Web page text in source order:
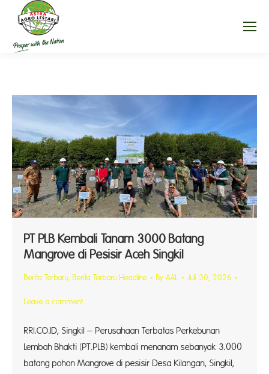
PT PLB Kembali Tanam 3000 Batang
Mangrove di Pesisir Aceh Singkil
Berita Terbaru, Berita Terbaru Headline By AAL Juli 30, 2026
Leave a comment
RRI.CO.ID, Singkil – Perusahaan Terbatas Perkebunan
Lembah Bhakti (PT.PLB) kembali menanam sebanyak 3.000
batang pohon Mangrove di pesisir Desa Kilangan, Singkil,